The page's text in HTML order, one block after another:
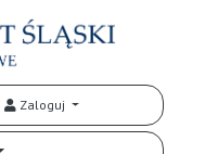
Zaloguj